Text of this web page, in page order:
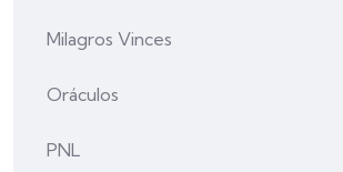
Milagros Vinces
Oráculos
PNL